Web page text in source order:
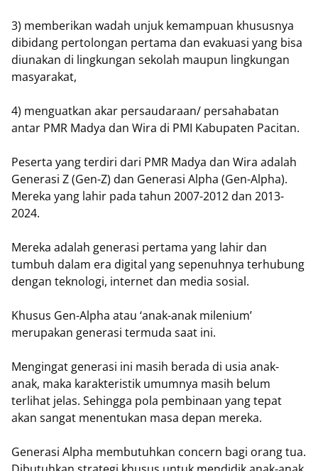
3) memberikan wadah unjuk kemampuan khususnya
dibidang pertolongan pertama dan evakuasi yang bisa
diunakan di lingkungan sekolah maupun lingkungan
masyarakat,
4) menguatkan akar persaudaraan/ persahabatan
antar PMR Madya dan Wira di PMI Kabupaten Pacitan.
Peserta yang terdiri dari PMR Madya dan Wira adalah
Generasi Z (Gen-Z) dan Generasi Alpha (Gen-Alpha).
Mereka yang lahir pada tahun 2007-2012 dan 2013-
2024.
Mereka adalah generasi pertama yang lahir dan
tumbuh dalam era digital yang sepenuhnya terhubung
dengan teknologi, internet dan media sosial.
Khusus Gen-Alpha atau ‘anak-anak milenium’
merupakan generasi termuda saat ini.
Mengingat generasi ini masih berada di usia anak-
anak, maka karakteristik umumnya masih belum
terlihat jelas. Sehingga pola pembinaan yang tepat
akan sangat menentukan masa depan mereka.
Generasi Alpha membutuhkan concern bagi orang tua.